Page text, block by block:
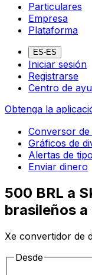
Particulares
Empresa
Plataforma
ES-ES
Iniciar sesión
Registrarse
Centro de
Obtenga la
Conversor de
Gráficos de
Alertas de
Enviar dinero
500 BRL a
brasileños
Xe convertidor de
Desde